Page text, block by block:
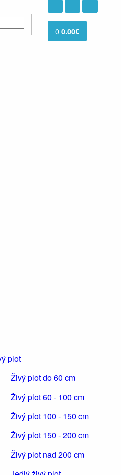
0 0.00€
plot
Živý plot do 60 cm
Živý plot 60 - 100 cm
Živý plot 100 - 150 cm
Živý plot 150 - 200 cm
Živý plot nad 200 cm